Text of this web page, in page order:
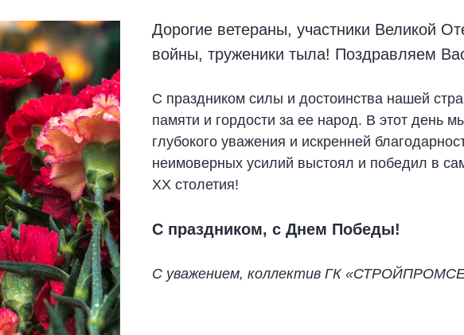
Дорогие ветераны, участники Великой
войны, труженики тыла! Поздравляем
С праздником силы и достоинства нашей
памяти и гордости за ее народ. В этот день
глубокого уважения и искренней
неимоверных усилий выстоял и победил в
ХХ столетия!
С праздником, с Днем Победы!
С уважением, коллектив ГК